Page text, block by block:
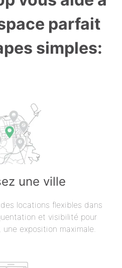
parfait
simples:
une ville
locations flexibles dans
et visibilité pour
exposition maximale.